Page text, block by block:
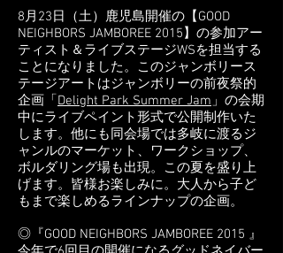
8月23日（土）鹿児島開催の【GOOD
NEIGHBORS JAMBOREE 2015】の参加アー
ティスト＆ライブステージWSを担当する
ことになりました。このジャンボリース
テージアートはジャンボリーの前夜祭的
企画「 Delight Park Summer Jam」の会期
中にライブペイント形式で公開制作いた
します。他にも同会場では多岐に渡るジ
ャンルのマーケット、ワークショップ、
ボルダリング場も出現。この夏を盛り上
げます。皆様お楽しみに。大人から子ど
もまで楽しめるラインナップの企画。
◎『GOOD NEIGHBORS JAMBOREE 2015 』